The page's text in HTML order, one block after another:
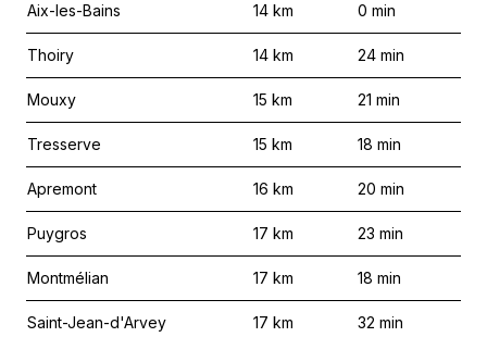
Aix-les-Bains 14 km 0 min
Thoiry 14 km 24 min
Mouxy 15 km 21 min
Tresserve 15 km 18 min
Apremont 16 km 20 min
Puygros 17 km 23 min
Montmélian 17 km 18 min
Saint-Jean-d'Arvey 17 km 32 min